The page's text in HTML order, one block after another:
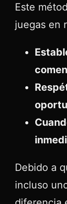
Este
juegas en
Debido a
incluso